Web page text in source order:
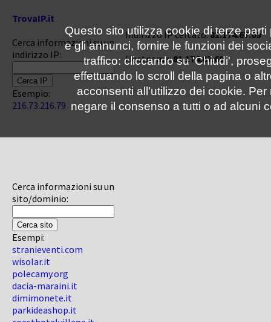
TrovaIP.it
Cerca informazioni su un
indirizzo IP:
Esempio:
216.73.216.79
Cerca informazioni su un
sito/dominio:
Esempi:
stranieventi.com
wisolar.it
polecamy.org
dacia-maraini.it
dimimonete.it
parkideashop.it
Indirizzo IP cercato:81.174.67.69
Hostname:81.174.67.69
Questo sito utilizza cookie di terze
e gli annunci, fornire le funzioni dei
traffico: cliccando su 'Chiudi',
effettuando lo scroll della pagina o
acconsenti all'utilizzo dei cookie.
negare il consenso a tutti o ad alcuni